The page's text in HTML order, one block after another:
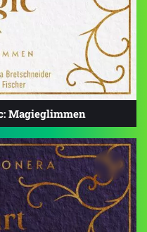
Magieglimmen